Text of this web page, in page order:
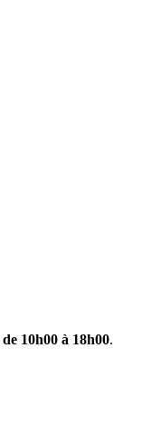
10h00 à 18h00.